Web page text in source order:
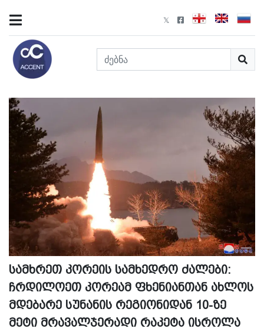
სამხრეთ კორეის სამხედრო ძალები:
ჩრდილოეთ კორეამ ფხენიანთან ახლოს
მდებარე სუნანის რეგიონიდან 10-ზე
მეტი მრავალჯერადი რაკეტა ისროლა